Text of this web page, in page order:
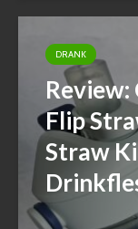
DRANK
Flip
Straw